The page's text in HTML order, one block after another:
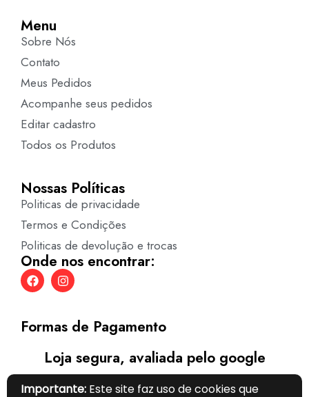
Menu
Sobre Nós
Contato
Meus Pedidos
Acompanhe seus pedidos
Editar cadastro
Todos os Produtos
Nossas Políticas
Politicas de privacidade
Termos e Condições
Politicas de devolução e trocas
Onde nos encontrar:
Formas de Pagamento
Loja segura, avaliada pelo google
Importante: Este site faz uso de cookies que